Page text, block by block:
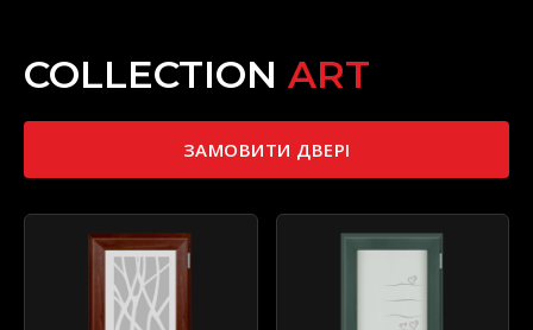
COLLECTION ART
ЗАМОВИТИ ДВЕРІ